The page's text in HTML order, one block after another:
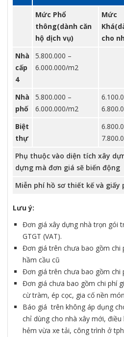
Mức Phổ
thông(dành căn
hộ dịch vụ)
Mức
cho
Nhà
cấp
4
5.800.000 –
6.000.000/m2
Nhà
phố
5.800.000 –
6.000.000/m2
Biệt
thự
Phụ thuộc vào diện tích xây
dựng mà đơn giá sẽ biến động
Miễn phí hồ sơ thiết kế và giấy
Lưu ý:
Đơn giá xây dựng nhà trọn gói
GTGT (VAT).
Đơn giá trên chưa bao gồm chi
hầm cầu cũ
Đơn giá trên chưa bao gồm chi
Đơn giá chưa bao gồm chi phí
cừ tràm, ép cọc, gia cố nền
Báo giá trên không áp dụng
chỉ dùng cho nhà xây mới,
hẻm vừa xe tải, công trình ở